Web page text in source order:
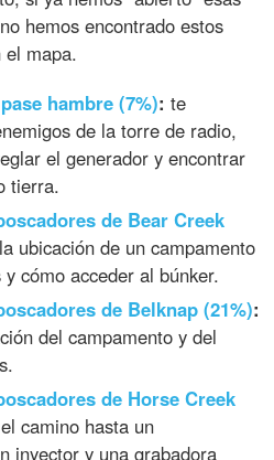
hemos encontrado estos
mapa.
hambre (7%): te
de la torre de radio,
el generador y encontrar
tierra.
de Bear Creek
ubicación de un campamento
cómo acceder al búnker.
de Belknap (21%):
del campamento y del
de Horse Creek
camino hasta un
inyector y una grabadora